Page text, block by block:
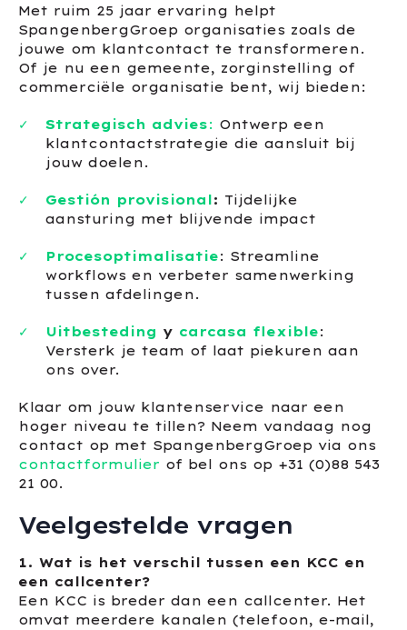
Met ruim 25 jaar ervaring helpt
SpangenbergGroep organisaties zoals de
jouwe om klantcontact te transformeren.
Of je nu een gemeente, zorginstelling of
commerciële organisatie bent, wij bieden:
Strategisch advies: Ontwerp een
klantcontactstrategie die aansluit bij
jouw doelen.
Gestión provisional: Tijdelijke
aansturing met blijvende impact
Procesoptimalisatie: Streamline
workflows en verbeter samenwerking
tussen afdelingen.
Uitbesteding y carcasa flexible:
Versterk je team of laat piekuren aan
ons over.
Klaar om jouw klantenservice naar een
hoger niveau te tillen? Neem vandaag nog
contact op met SpangenbergGroep via ons
contactformulier of bel ons op +31 (0)88 543
21 00.
Veelgestelde vragen
1. Wat is het verschil tussen een KCC en
een callcenter?
Een KCC is breder dan een callcenter. Het
omvat meerdere kanalen (telefoon, e-mail,